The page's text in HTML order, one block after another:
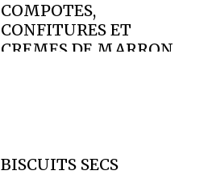
COMPOTES,
CONFITURES ET
CREMES DE MARRON
BISCUITS SECS